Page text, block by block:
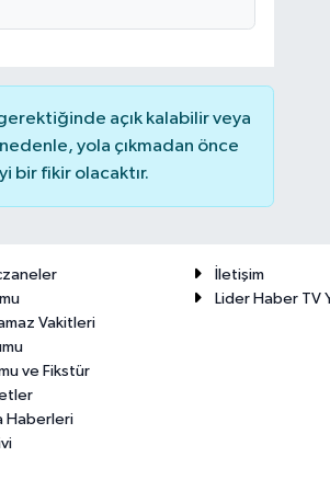
açık kalabilir veya
yola çıkmadan önce
bir fikir olacaktır.
Vakitleri
ve Fikstür
Haberleri
İletişim
Lider Haber TV